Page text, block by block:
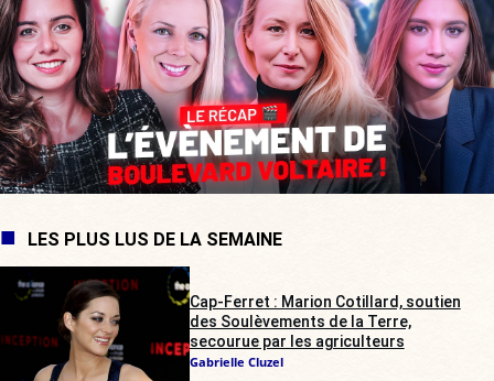
LES PLUS LUS DE LA SEMAINE
Cap-Ferret : Marion Cotillard, soutien
des Soulèvements de la Terre,
secourue par les agriculteurs
Gabrielle Cluzel